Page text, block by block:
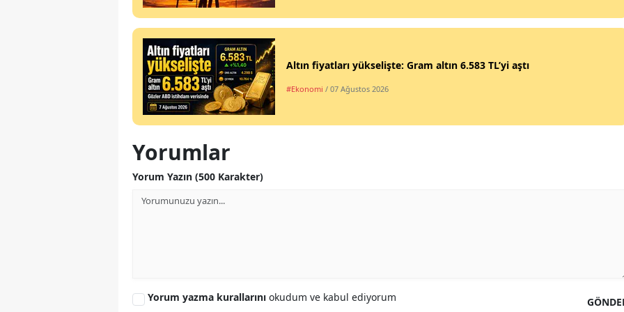
Altın fiyatları yükselişte: Gram altın 6.583 TL’yi aştı
#Ekonomi / 07 Ağustos 2026
Yorumlar
Yorum Yazın (500 Karakter)
Yorum yazma kurallarını okudum ve kabul ediyorum